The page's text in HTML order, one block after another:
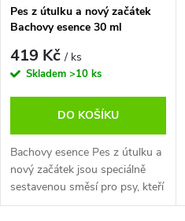
o
v
é
o
b
c
Pes z útulku a nový začátek
Bachovy esence 30 ml
419 Kč/ ks
Skladem >10 ks
DO KOŠÍKU
Bachovy esence Pes z útulku a
nový začátek jsou speciálně
sestavenou směsí pro psy, kteří
si zvykají na nový domov po